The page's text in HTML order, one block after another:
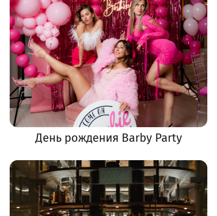
День рождения Barby Party